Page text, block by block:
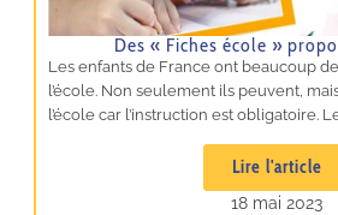
Des « Fiches école »
Les enfants de France ont beaucoup
l’école. Non seulement ils peuvent,
l’école car l’instruction est obligatoire.
Lire l'article
18 mai 2023